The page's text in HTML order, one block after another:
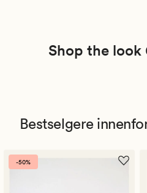
Shop the look
Bestselgere
-50%